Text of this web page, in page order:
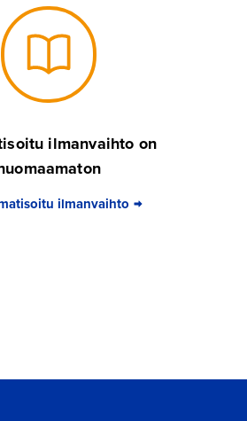
ilmanvaihto on
ilmanvaihto